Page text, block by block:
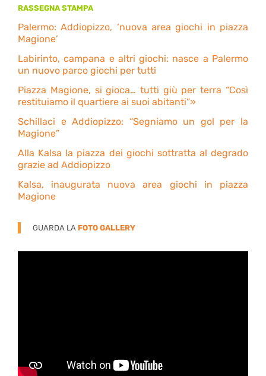
RASSEGNA STAMPA
Palermo: Addiopizzo, ‘nuova area giochi in piazza
Magione’
Labirinto, campana e altri giochi: nasce a Palermo
un nuovo parco giochi per tutti
Piazza Magione, si gioca… tutti giù per terra “Così
restituiamo il quartiere ai suoi abitanti”»
Schillaci e Addiopizzo: “Segniamo un gol per la
Magione”
Alla Kalsa la piazza dei giochi sottratta al degrado
grazie ad Addiopizzo
Kalsa, inaugurata nuova area giochi in piazza
Magione
GUARDA LA FOTO GALLERY